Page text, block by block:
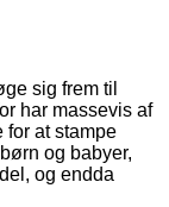
sig frem til
har massevis af
for at stampe
og babyer,
og endda